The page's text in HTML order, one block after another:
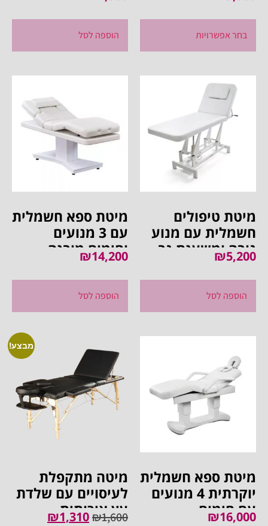
בחר אפשרויות הוספה לסל
מיטת טיפולים
חשמלית עם מנוע
גובה ומשענת גב
מכנית₪5,200
הוספה לסל
מיטת ספא חשמלית
עם 3 מנועים
וחימום מובנה,
ידיות פנימיות וראש
חיצוני לטיפולים
₪14,200
הוספה לסל
מיטת ספא חשמלית
יוקרתית 4 מנועים
עם חימום
₪16,000
מבצע!
מיטה מתקפלת
לעיסויים עם שלדת
עץ איכותית
₪1,600
₪1,310